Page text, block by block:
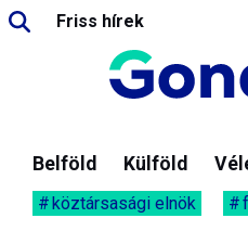
Friss hírek
Belföld Külföld
köztársasági elnök